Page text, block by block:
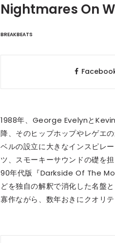
Nightmares On
BREAKBEATS
1988年、George Evelynと
降、そのヒップホップやレゲエ
ベルの設立に大きなインスピレ
ツ、スモーキーサウンドの礎を
90年代版『Darkside Of The
どを独自の解釈で消化した名盤
寡作ながら、数年おきにクオリ